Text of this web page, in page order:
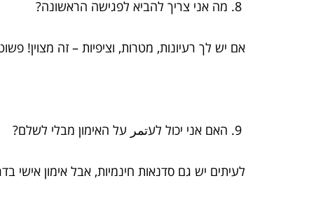
מה אני צריך להביא לפגישה הראשונה?
אם יש לך רעיונות, מטרות, וציפיות – זה מצוין!
האם אני יכול לעتمر על האימון מבלי לשלם?
לעיתים יש גם סדנאות חינמיות, אבל אימון אישי